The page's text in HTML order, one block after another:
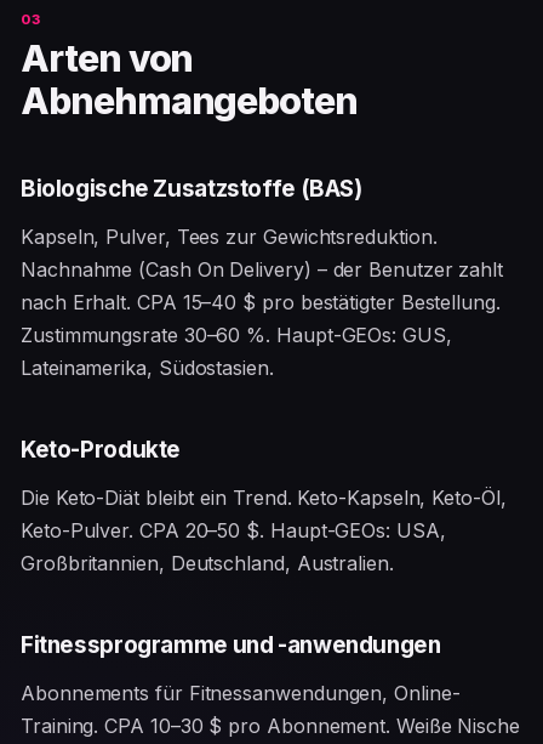
Arten von
Abnehmangeboten
Biologische Zusatzstoffe (BAS)
Kapseln, Pulver, Tees zur Gewichtsreduktion.
Nachnahme (Cash On Delivery) – der Benutzer zahlt
nach Erhalt. CPA 15–40 $ pro bestätigter Bestellung.
Zustimmungsrate 30–60 %. Haupt-GEOs: GUS,
Lateinamerika, Südostasien.
Keto-Produkte
Die Keto-Diät bleibt ein Trend. Keto-Kapseln, Keto-Öl,
Keto-Pulver. CPA 20–50 $. Haupt-GEOs: USA,
Großbritannien, Deutschland, Australien.
Fitnessprogramme und -anwendungen
Abonnements für Fitnessanwendungen, Online-
Training. CPA 10–30 $ pro Abonnement. Weiße Nische